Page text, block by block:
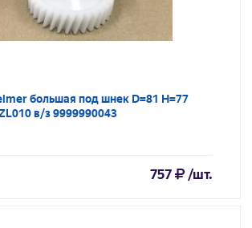
большая под шнек D=81 H=77
в/з 9999990043
757 /шт.